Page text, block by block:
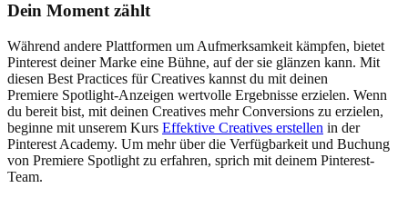
Dein Moment zählt
Während andere Plattformen um Aufmerksamkeit kämpfen, bietet
Pinterest deiner Marke eine Bühne, auf der sie glänzen kann. Mit
diesen Best Practices für Creatives kannst du mit deinen
Premiere Spotlight-Anzeigen wertvolle Ergebnisse erzielen. Wenn
du bereit bist, mit deinen Creatives mehr Conversions zu erzielen,
beginne mit unserem Kurs Effektive Creatives erstellen in der
Pinterest Academy. Um mehr über die Verfügbarkeit und Buchung
von Premiere Spotlight zu erfahren, sprich mit deinem Pinterest-
Team.